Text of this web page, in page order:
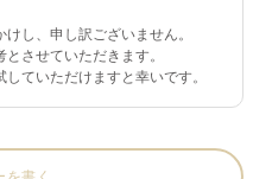
し、申し訳ございません。
させていただきます。
ていただけますと幸いです。